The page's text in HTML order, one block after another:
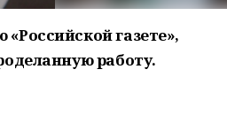
газете»,
работу.